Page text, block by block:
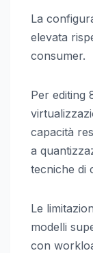
La
elevata
consumer.
Per editing
capacità
a
tecniche di
Le
modelli
con